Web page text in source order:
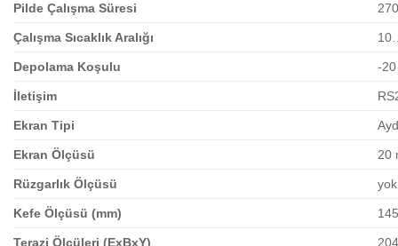
Pilde Çalışma Süresi
Çalışma Sıcaklık Aralığı
Depolama Koşulu -
İletişim
Ekran Tipi
Ekran Ölçüsü 20
Rüzgarlık Ölçüsü yok
Kefe Ölçüsü (mm)
Terazi Ölçüleri (ExBxY)